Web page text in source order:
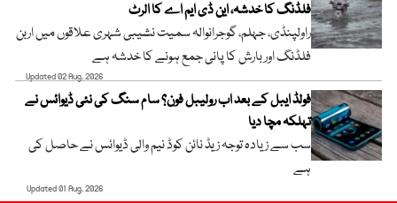
فلڈنگ کا خدشہ، این ڈی ایم اے کا الرٹ
راولپنڈی، جہلم، گوجرانوالہ سمیت نشیبی شہری علاقوں میں اربن
فلڈنگ اور بارش کا پانی جمع ہونے کا خدشہ ہے
Updated 02 Aug, 2026
فولڈ ایبل کے بعد اب رولیبل فون؟ سام سنگ کی نئی ڈیوائس نے
تہلکہ مچا دیا
سب سے زیادہ توجہ زیڈ نائن کوڈ نیم والی ڈیوائس نے حاصل کی
ہے
Updated 01 Aug, 2026